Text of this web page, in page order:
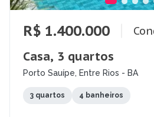
R$ 1.400.000
Casa, 3 quartos
Porto Sauípe, Entre Rios - BA
3 quartos 4 banheiros